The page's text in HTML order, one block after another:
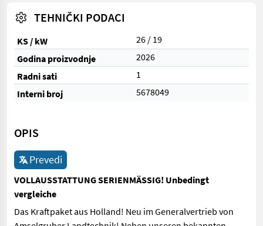
TEHNIČKI PODACI
KS / kW
26 / 19
Godina proizvodnje
2026
Radni sati
1
Interni broj
5678049
OPIS
Prevedi
VOLLAUSSTATTUNG SERIENMÄSSIG! Unbedingt
vergleiche
Das Kraftpaket aus Holland! Neu im Generalvertrieb von